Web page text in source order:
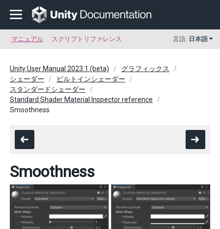
マニュアル スクリプトリファレンス 言語: 日本語
Unity User Manual 2023.1 (beta)
グラフィックス
シェーダー
ビルトインシェーダー
スタンダードシェーダー
Standard Shader Material Inspector reference
Smoothness
Smoothness